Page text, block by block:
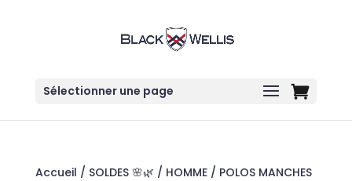
Sélectionner une page
Accueil / SOLDES 🌸🌿 / HOMME/ POLOS MANCHES